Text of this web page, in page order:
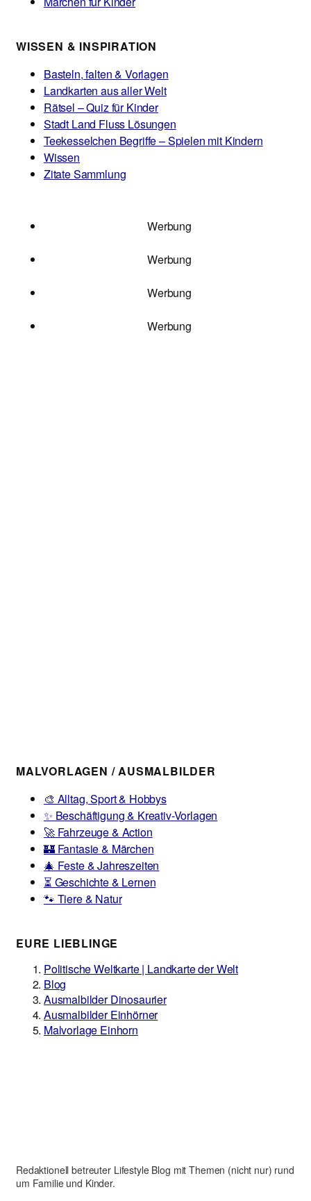
WISSEN & INSPIRATION
Basteln, falten & Vorlagen
Landkarten aus aller Welt
Rätsel – Quiz für Kinder
Stadt Land Fluss Lösungen
Teekesselchen Begriffe – Spielen mit Kindern
Wissen
Zitate Sammlung
Werbung
Werbung
Werbung
Werbung
MALVORLAGEN / AUSMALBILDER
🎨 Alltag, Sport & Hobbys
✨ Beschäftigung & Kreativ-Vorlagen
🚀 Fahrzeuge & Action
🏰 Fantasie & Märchen
🎄 Feste & Jahreszeiten
⏳ Geschichte & Lernen
🐾 Tiere & Natur
EURE LIEBLINGE
Politische Weltkarte | Landkarte der Welt
Blog
Ausmalbilder Dinosaurier
Ausmalbilder Einhörner
Malvorlage Einhorn
Redaktionell betreuter Lifestyle Blog mit Themen (nicht nur) rund
um Familie und Kinder.